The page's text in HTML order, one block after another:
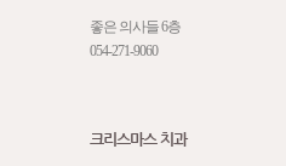
좋은 의사들 6층
054-271-9060
크리스마스 치과